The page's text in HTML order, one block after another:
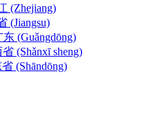
(Zhejiang)
(Jiangsu)
(Guǎngdōng)
(Shǎnxī sheng)
(Shāndōng)